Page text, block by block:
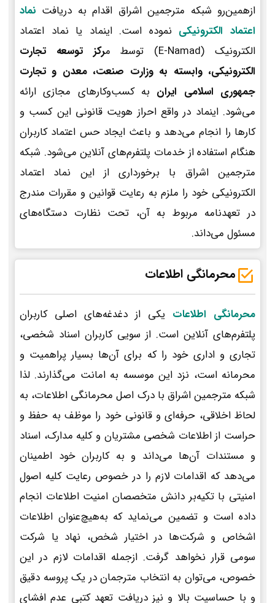
ازهمین‌رو شبکه مترجمین اشراق اقدام به دریافت نماد
اعتماد الکترونیکی نموده است. اینماد یا نماد اعتماد
الکترونیک (E-Namad) توسط م
رکز توسعه تجارت
الکترونیکی، وابسته به وزارت صنعت، معدن و تجارت
جمهوری اسلامی ایران به کسب‌وکارهای مجازی ارائه
می‌شود. اینماد در واقع احراز هویت قانونی این کسب و
کارها را انجام می‌دهد و باعث ایجاد حس اعتماد کاربران
هنگام استفاده از خدمات پلتفرم‌های آنلاین می‌شود. شبکه
مترجمین اشراق با برخورداری از این نماد اعتماد
الکترونیکی خود را ملزم به رعایت قوانین و مقررات مندرج
در تعهدنامه مربوط به آن، تحت نظارت دستگاه‌های
مسئول می‌داند.
محرمانگی اطلاعات
محرمانگی اطلاعات یکی از دغدغه‌های اصلی کاربران
پلتفرم‌های آنلاین است. از سویی کاربران اسناد شخصی،
تجاری و اداری خود را که برای آن‌ها بسیار پراهمیت و
محرمانه است، نزد این موسسه به امانت می‌گذارند. لذا
شبکه مترجمین اشراق با درک اصل محرمانگی اطلاعات، به
لحاظ اخلاقی، حرفه‌ای و قانونی خود را موظف به حفظ و
حراست از اطلاعات شخصی مشتریان و کلیه مدارک، اسناد
و مستندات آن‌ها می‌داند و به کاربران خود اطمینان
می‌دهد که اقدامات لازم را در خصوص رعایت کلیه اصول
امنیتی با تکیه‌بر دانش متخصصان امنیت اطلاعات انجام
داده است و تضمین می‌نماید که به‌هیچ‌عنوان اطلاعات
اشخاص و شرکت‌ها در اختیار شخص، نهاد یا شرکت
سومی قرار نخواهد گرفت. ازجمله اقدامات لازم در این
خصوص، می‌توان به انتخاب مترجمان در یک پروسه دقیق
و با حساسیت بالا و نیز دریافت تعهد کتبی عدم افشای